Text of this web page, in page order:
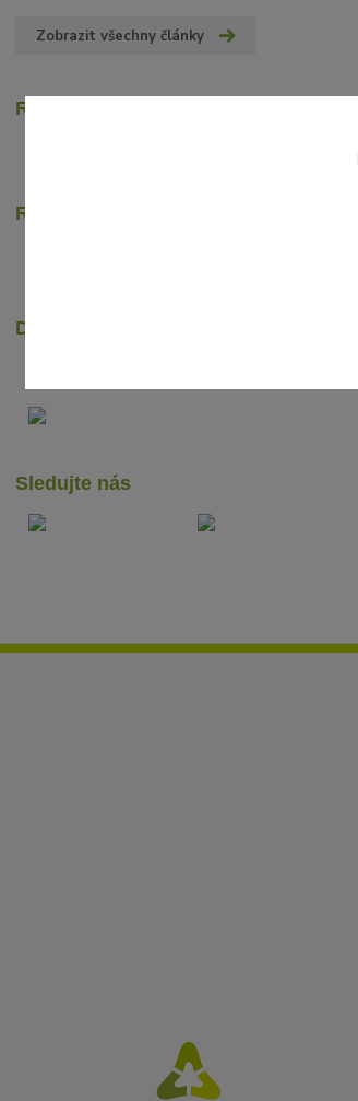
Zobrazit všechny články
Recenze zákazníků
Rychlé online platby
Dopravci
Sledujte nás